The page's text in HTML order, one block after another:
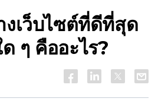
งเว็บไซต์ที่ดีที่สุด
ๆ คืออะไร?